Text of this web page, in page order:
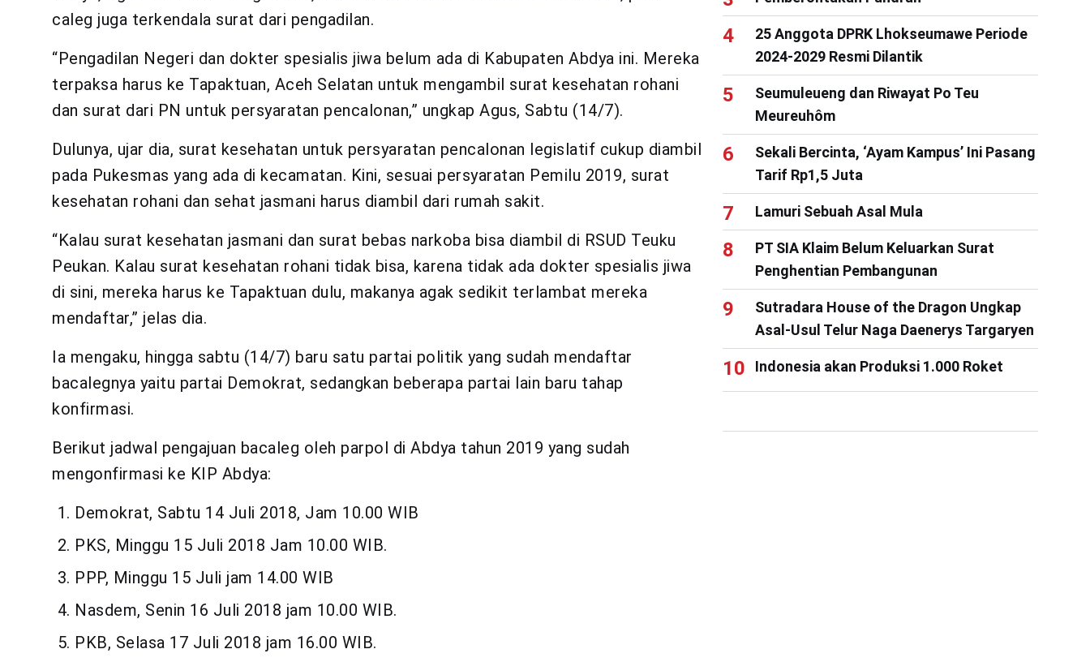
caleg juga terkendala surat dari pengadilan.
“Pengadilan Negeri dan dokter spesialis jiwa belum ada di Kabupaten Abdya ini. Mereka
terpaksa harus ke Tapaktuan, Aceh Selatan untuk mengambil surat kesehatan rohani
dan surat dari PN untuk persyaratan pencalonan,” ungkap Agus, Sabtu (14/7).
Dulunya, ujar dia, surat kesehatan untuk persyaratan pencalonan legislatif cukup diambil
pada Pukesmas yang ada di kecamatan. Kini, sesuai persyaratan Pemilu 2019, surat
kesehatan rohani dan sehat jasmani harus diambil dari rumah sakit.
“Kalau surat kesehatan jasmani dan surat bebas narkoba bisa diambil di RSUD Teuku
Peukan. Kalau surat kesehatan rohani tidak bisa, karena tidak ada dokter spesialis jiwa
di sini, mereka harus ke Tapaktuan dulu, makanya agak sedikit terlambat mereka
mendaftar,” jelas dia.
Ia mengaku, hingga sabtu (14/7) baru satu partai politik yang sudah mendaftar
bacalegnya yaitu partai Demokrat, sedangkan beberapa partai lain baru tahap
konfirmasi.
Berikut jadwal pengajuan bacaleg oleh parpol di Abdya tahun 2019 yang sudah
mengonfirmasi ke KIP Abdya:
Demokrat, Sabtu 14 Juli 2018, Jam 10.00 WIB
PKS, Minggu 15 Juli 2018 Jam 10.00 WIB.
PPP, Minggu 15 Juli jam 14.00 WIB
Nasdem, Senin 16 Juli 2018 jam 10.00 WIB.
PKB, Selasa 17 Juli 2018 jam 16.00 WIB.
25 Anggota DPRK Lhokseumawe Periode
2024-2029 Resmi Dilantik
Seumuleueng dan Riwayat Po Teu
Meureuhôm
Sekali Bercinta, ‘Ayam Kampus’ Ini Pasang
Tarif Rp1,5 Juta
Lamuri Sebuah Asal Mula
PT SIA Klaim Belum Keluarkan Surat
Penghentian Pembangunan
Sutradara House of the Dragon Ungkap
Asal-Usul Telur Naga Daenerys Targaryen
Indonesia akan Produksi 1.000 Roket